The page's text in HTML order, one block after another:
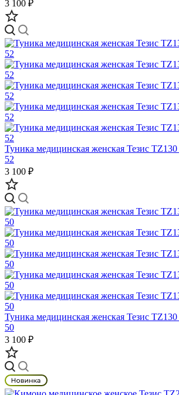
3 100 ₽
Туника медицинская женская Тезис
52
3 100 ₽
Туника медицинская женская Тезис
50
3 100 ₽